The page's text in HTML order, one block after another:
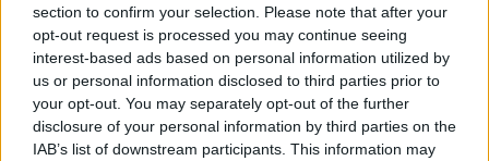
section to confirm your selection. Please note that after your
opt-out request is processed you may continue seeing
interest-based ads based on personal information utilized by
us or personal information disclosed to third parties prior to
your opt-out. You may separately opt-out of the further
disclosure of your personal information by third parties on the
IAB’s list of downstream participants. This information may